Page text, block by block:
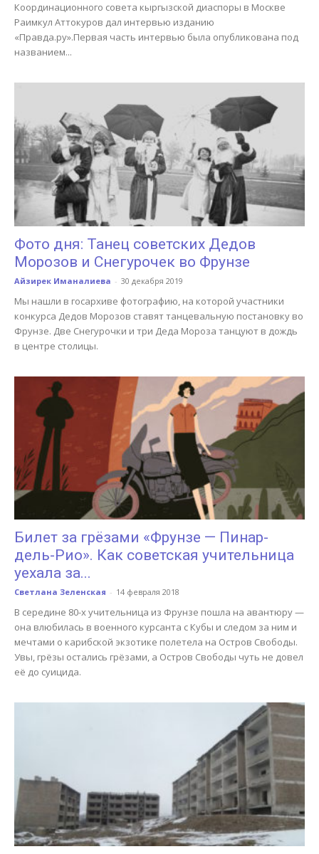
Координационного совета кыргызской диаспоры в Москве
Раимкул Аттокуров дал интервью изданию
«Правда.ру».Первая часть интервью была опубликована под
названием...
Фото дня: Танец советских Дедов
Морозов и Снегурочек во Фрунзе
Айзирек Иманалиева - 30 декабря 2019
Мы нашли в госархиве фотографию, на которой участники
конкурса Дедов Морозов ставят танцевальную постановку во
Фрунзе. Две Снегурочки и три Деда Мороза танцуют в дождь
в центре столицы.
Билет за грёзами «Фрунзе — Пинар-
дель-Рио». Как советская учительница
уехала за...
Светлана Зеленская - 14 февраля 2018
В середине 80-х учительница из Фрунзе пошла на авантюру —
она влюбилась в военного курсанта с Кубы и следом за ним и
мечтами о карибской экзотике полетела на Остров Свободы.
Увы, грёзы остались грёзами, а Остров Свободы чуть не довел
её до суицида.